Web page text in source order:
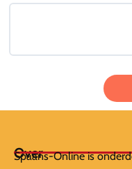
Over
Spaans-Online is